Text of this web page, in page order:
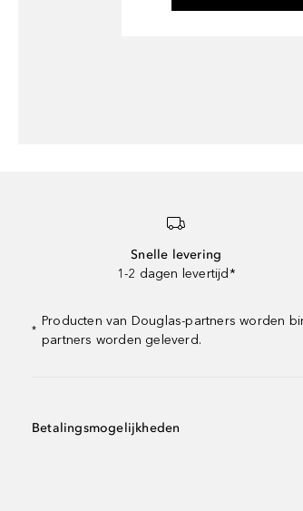
Snelle levering
1-2 dagen levertijd*
*
Producten van Douglas-partners worden
partners worden geleverd.
Betalingsmogelijkheden